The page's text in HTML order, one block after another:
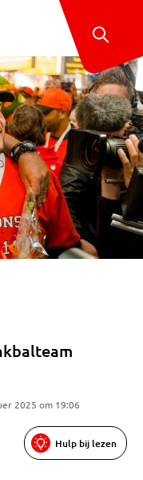
2025 om 19:06
Hulp bij lezen